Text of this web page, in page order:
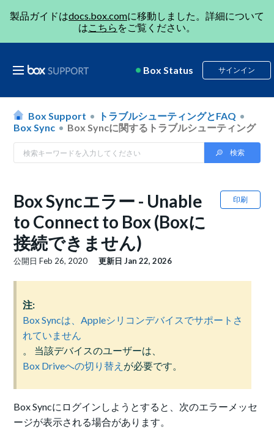
製品ガイドはdocs.box.comに移動しました。詳細について
はこちら をご覧ください。
Box Status サインイン
Box Support
トラブルシューティングとFAQ
Box Sync
Box Syncに関するトラブルシューティング
印刷
Box Syncエラー - Unable
to Connect to Box (Boxに
接続できません)
公開日Feb 26, 2020 更新日Jan 22, 2026
注:
Box Syncは、Appleシリコンデバイスでサポートさ
れていません
。 当該デバイスのユーザーは、
Box Driveへの切り替え が必要です。
Box Syncにログインしようとすると、次のエラーメッセ
ージが表示される場合があります。